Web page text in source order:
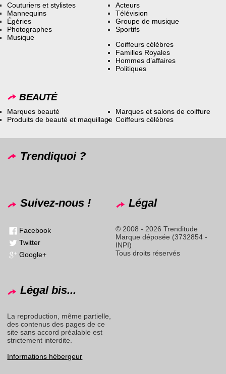
Couturiers et stylistes
Mannequins
Égéries
Photographes
Musique
Acteurs
Télévision
Groupe de musique
Sportifs
Coiffeurs célèbres
Familles Royales
Hommes d’affaires
Politiques
BEAUTÉ
Marques beauté
Produits de beauté et maquillage
Marques et salons de coiffure
Coiffeurs célèbres
Trendiquoi ?
Suivez-nous !
Facebook
Twitter
Google+
Légal
© 2008 - 2026 Trenditude
Marque déposée (3732854 -
INPI)
Tous droits réservés
Légal bis...
La reproduction, même partielle,
des contenus des pages de ce
site sans accord préalable est
strictement interdite.
Informations hébergeur